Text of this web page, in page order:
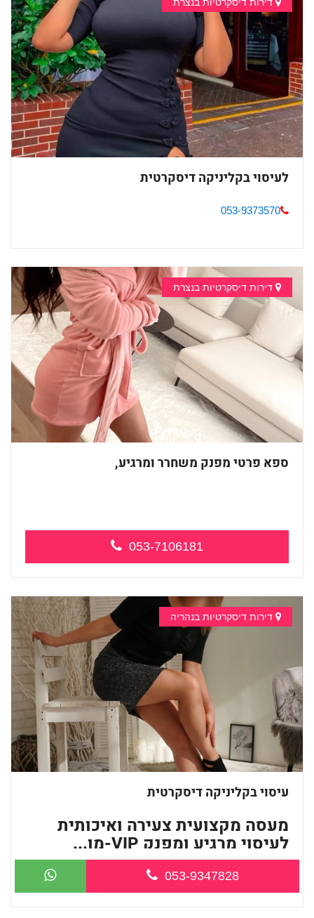
לעיסוי בקליניקה דיסקרטית
053-9373570
דירות דיסקרטיות בנצרת
ספא פרטי מפנק משחרר ומרגיע,
053-7106181
דירות דיסקרטיות בנהריה
עיסוי בקליניקה דיסקרטית
מעסה מקצועית צעירה ואיכותית
לעיסוי מרגיע ומפנק VIP-מו...
053-9347828